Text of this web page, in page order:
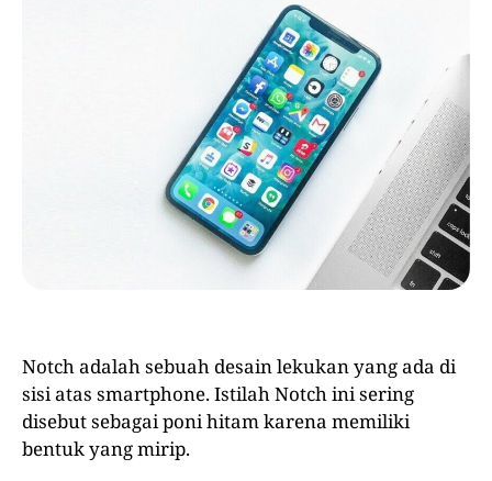
Notch adalah sebuah desain lekukan yang ada di
sisi atas smartphone. Istilah Notch ini sering
disebut sebagai poni hitam karena memiliki
bentuk yang mirip.